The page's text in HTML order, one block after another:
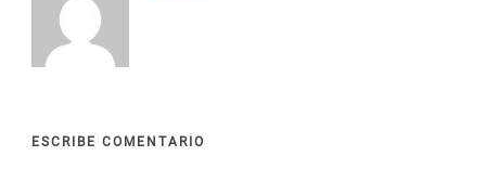
ESCRIBE COMENTARIO